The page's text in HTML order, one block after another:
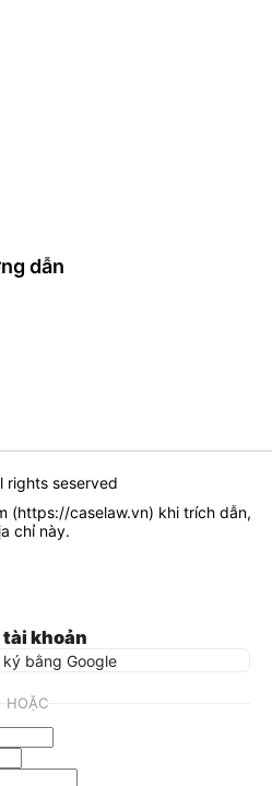
dẫn
rights seserved
(https://caselaw.vn) khi trích dẫn,
chỉ này.
tài khoản
bằng Google
HOẶC